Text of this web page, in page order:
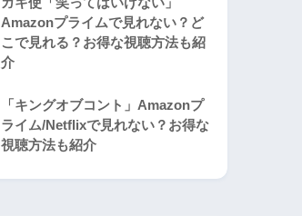
Amazonプライムで見れない？ど
こで見れる？お得な視聴方法も紹
介
「キングオブコント」Amazonプ
ライム/Netflixで見れない？お得な
視聴方法も紹介